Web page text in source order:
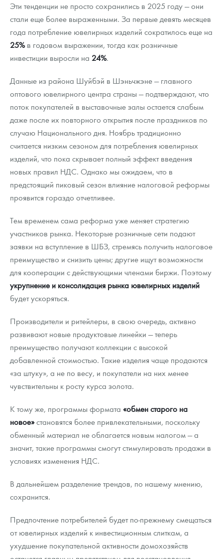
Эти тенденции не просто сохранились в 2025 году — они
стали еще более выраженными. За первые девять месяцев
года потребление ювелирных изделий сократилось еще на
25%в годовом выражении, тогда как розничные
инвестиции выросли на 24%.
Данные из района Шуйбэй в Шэньчжэне — главного
оптового ювелирного центра страны — подтверждают, что
поток покупателей в выставочные залы остается слабым
даже после их повторного открытия после праздников по
случаю Национального дня. Ноябрь традиционно
считается низким сезоном для потребления ювелирных
изделий, что пока скрывает полный эффект введения
новых правил НДС. Однако мы ожидаем, что в
предстоящий пиковый сезон влияние налоговой реформы
проявится гораздо отчетливее.
Тем временем сама реформа уже меняет стратегию
участников рынка. Некоторые розничные сети подают
заявки на вступление в ШБЗ, стремясь получить налоговое
преимущество и снизить цены; другие ищут возможности
для кооперации с действующими членами биржи. Поэтому
укрупнение и консолидация рынка ювелирных изделий
будет ускоряться.
Производители и ритейлеры, в свою очередь, активно
развивают новые продуктовые линейки — теперь
преимущество получают коллекции с высокой
добавленной стоимостью. Такие изделия чаще продаются
«за штуку», а не по весу, и покупатели на них менее
чувствительны к росту курса золота.
К тому же, программы формата «обмен старого на
новое»становятся более привлекательными, поскольку
обменный материал не облагается новым налогом — а
значит, такие программы смогут стимулировать продажи в
условиях изменения НДС.
В дальнейшем разделение трендов, по нашему мнению,
сохранится.
Предпочтение потребителей будет по-прежнему смещаться
от ювелирных изделий к инвестиционным слиткам, а
ухудшение покупательной активности домохозяйств